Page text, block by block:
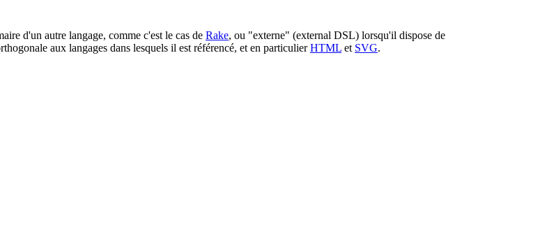
d'un autre langage, comme c'est le cas de Rake, ou "externe" (external DSL) lorsqu'il dispose de
aux langages dans lesquels il est référencé, et en particulierHTML et SVG.